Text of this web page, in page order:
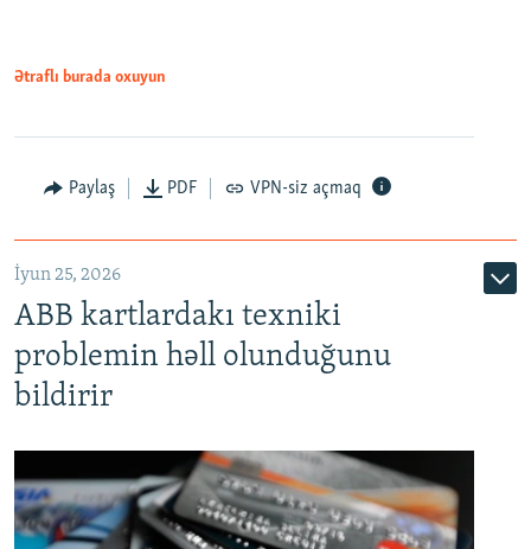
Auto 240p 360p 480p
720p 1080p
Ətraflı burada oxuyun
Paylaş PDF VPN-siz açmaq
İyun 25, 2026
ABB kartlardakı texniki
problemin həll olunduğunu
bildirir